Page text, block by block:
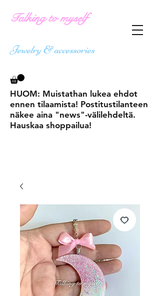
Talking to myself
Jewelry & accessories
HUOM: Muistathan lukea ehdot
ennen tilaamista! Postitustilanteen
näkee aina "news"-välilehdeltä.
Hauskaa shoppailua!